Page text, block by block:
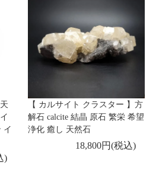
イ
)
【 カルサイト クラスター 】方
解石 calcite 結晶 原石 繁栄 希望
浄化 癒し 天然石
18,800円(税込)